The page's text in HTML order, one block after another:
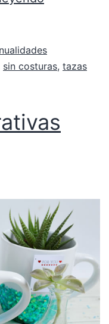
sin costuras, tazas